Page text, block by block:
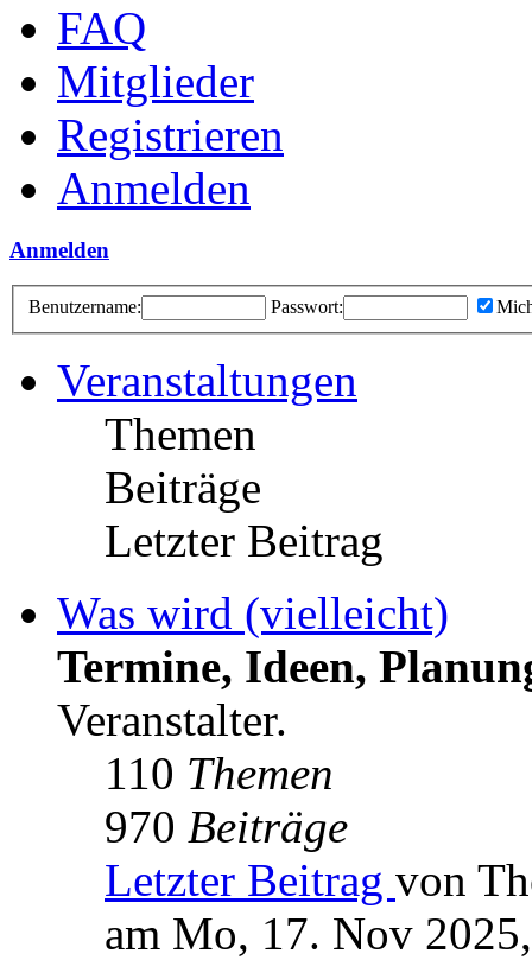
FAQ
Mitglieder
Registrieren
Anmelden
Anmelden
Benutzername: Passwort:
Veranstaltungen
Themen
Beiträge
Letzter Beitrag
Was wird (vielleicht)
Termine, Ideen,
Veranstalter.
110 Themen
970 Beiträge
Letzter Beitrag von
am Mo, 17. Nov